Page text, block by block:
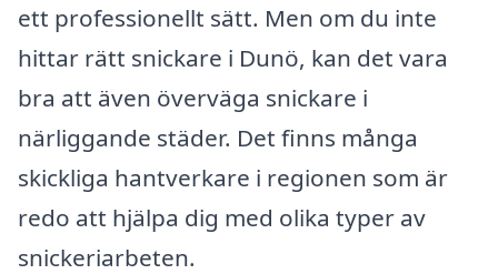
ett professionellt sätt. Men om du inte
hittar rätt snickare i Dunö, kan det vara
bra att även överväga snickare i
närliggande städer. Det finns många
skickliga hantverkare i regionen som är
redo att hjälpa dig med olika typer av
snickeriarbeten.